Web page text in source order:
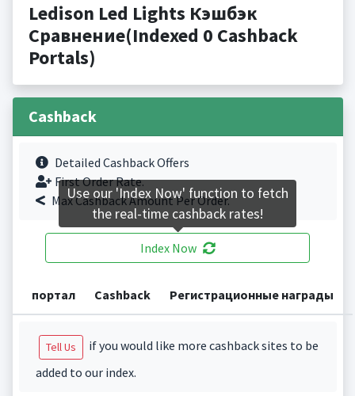
Ledison Led Lights Кэшбэк
Сравнение(Indexed 0 Cashback
Portals)
Cashback
Detailed Cashback Offers
First Order Rate.
Max Cashback Amount Per Order.
Index Now
портал Cashback Регистрационные награды
Tell Us
if you would like more cashback sites to be
added to our index.
Use our 'Index Now' function to fetch
the real-time cashback rates!